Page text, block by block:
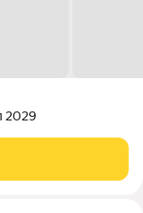
2029